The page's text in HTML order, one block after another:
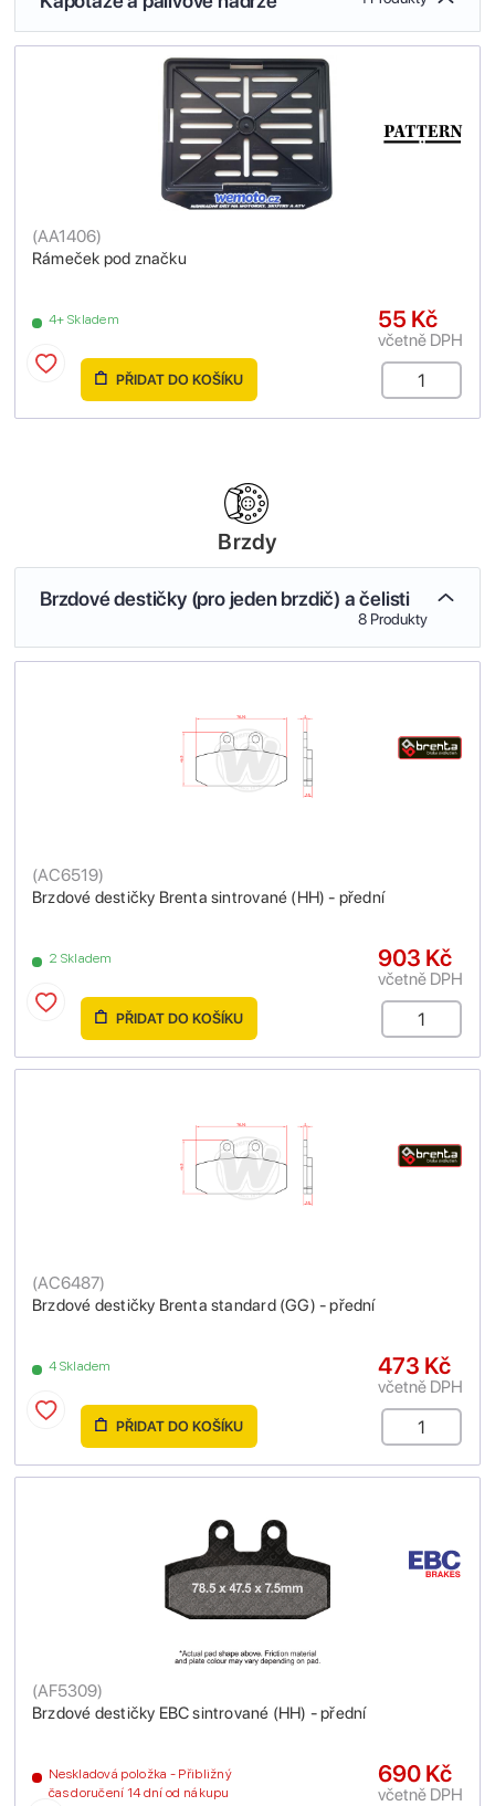
Rámeček pod značku
(AA1406)
4+ Skladem 55 Kč
včetně DPH
PŘIDAT DO KOŠÍKU
Brzdy
Brzdové destičky (pro jeden brzdič) a čelisti
8 Produkty
Brzdové destičky Brenta sintrované (HH) - přední
(AC6519)
2 Skladem 903 Kč
včetně DPH
PŘIDAT DO KOŠÍKU
Brzdové destičky Brenta standard (GG) - přední
(AC6487)
4 Skladem 473 Kč
včetně DPH
PŘIDAT DO KOŠÍKU
Brzdové destičky EBC sintrované (HH) - přední
(AF5309)
Neskladová položka - Přibližný
čas doručení 14 dní od nákupu
690 Kč
včetně DPH